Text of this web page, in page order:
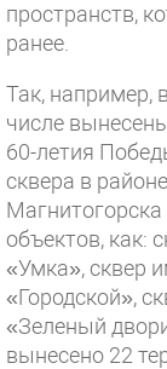
пространств,
ранее.
Так, например,
числе
60-летия
сквера в
объектов, как:
«Умка», сквер
«Городской»,
«Зеленый
вынесено 22